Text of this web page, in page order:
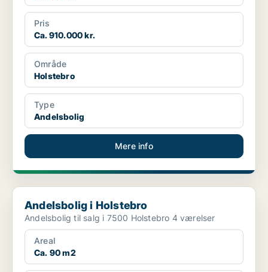
Pris
Ca. 910.000 kr.
Område
Holstebro
Type
Andelsbolig
Mere info
Andelsbolig i Holstebro
Andelsbolig i Holstebro
Andelsbolig til salg i 7500 Holstebro 4 værelser
Areal
Ca. 90 m2